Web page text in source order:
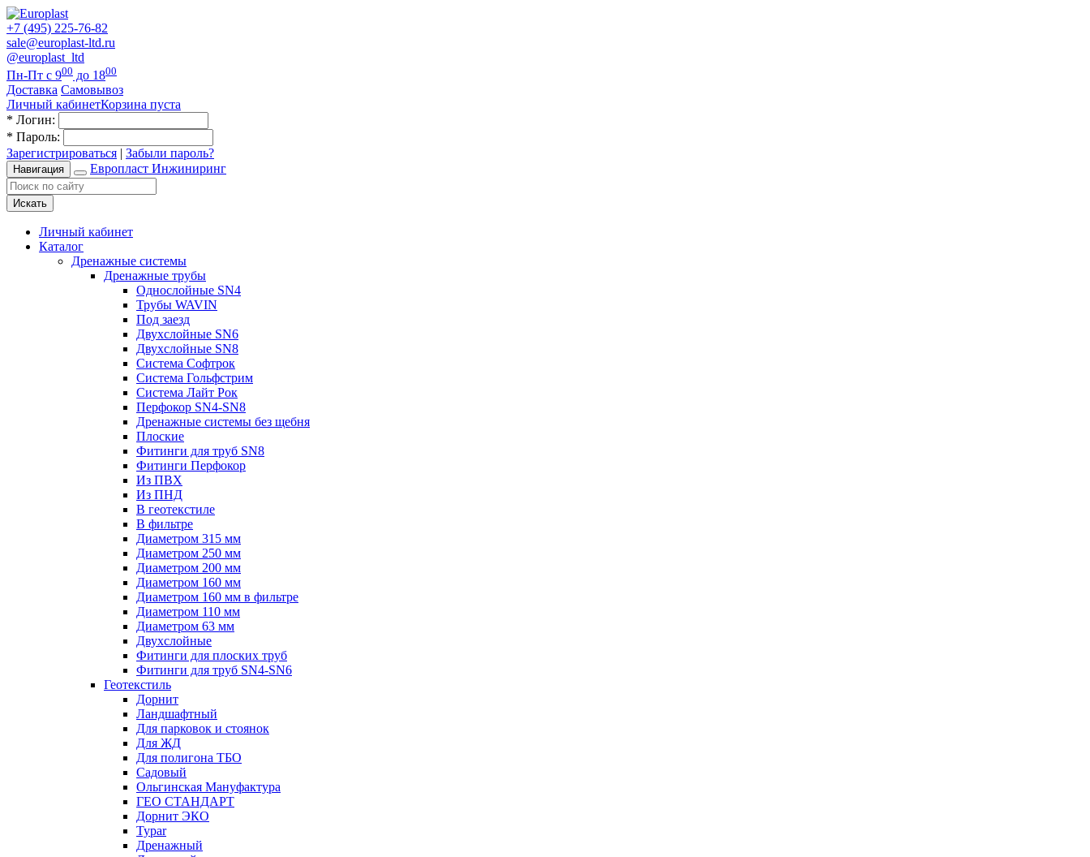
+7 (495) 225-76-82
sale@europlast-ltd.ru
@europlast_ltd
Пн-Пт с 900 до 1800
Доставка Самовывоз
Личный кабинетКорзина пуста
* Логин:
* Пароль:
Зарегистрироваться | Забыли пароль?
Навигация Европласт Инжиниринг
Искать
Личный кабинет
Каталог
Дренажные системы
Дренажные трубы
Однослойные SN4
Трубы WAVIN
Под заезд
Двухслойные SN6
Двухслойные SN8
Система Софтрок
Система Гольфстрим
Система Лайт Рок
Перфокор SN4-SN8
Дренажные системы без щебня
Плоские
Фитинги для труб SN8
Фитинги Перфокор
Из ПВХ
Из ПНД
В геотекстиле
В фильтре
Диаметром 315 мм
Диаметром 250 мм
Диаметром 200 мм
Диаметром 160 мм
Диаметром 160 мм в фильтре
Диаметром 110 мм
Диаметром 63 мм
Двухслойные
Фитинги для плоских труб
Фитинги для труб SN4-SN6
Геотекстиль
Дорнит
Ландшафтный
Для парковок и стоянок
Для ЖД
Для полигона ТБО
Садовый
Ольгинская Мануфактура
ГЕО СТАНДАРТ
Дорнит ЭКО
Typar
Дренажный